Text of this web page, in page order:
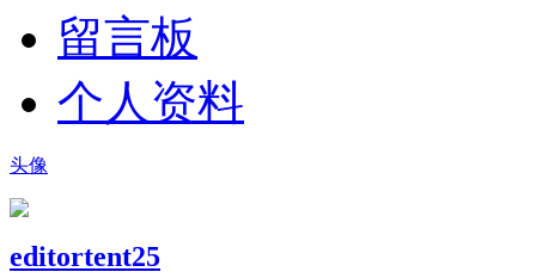
留言板
个人资料
头像
editortent25